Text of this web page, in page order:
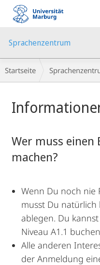
Mobile-
Navigation
Sprachenzentrum
Breadcrumb-
Navigation
Startseite
Wer muss
machen?
Wenn Du noch nie
musst Du natürlich
ablegen. Du
Niveau A1.1
Alle anderen
der Anmeldung